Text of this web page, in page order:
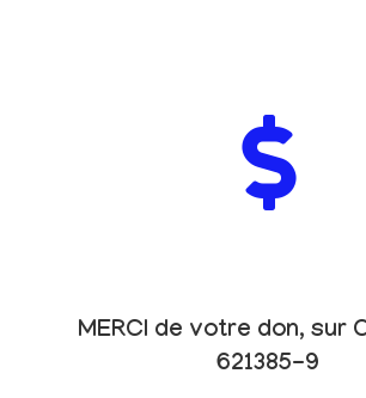
MERCI de votre don, sur
621385-9